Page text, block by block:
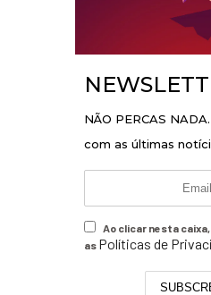
NÃO PERCAS
com as últimas
Ao clicar nesta
as Políticas de